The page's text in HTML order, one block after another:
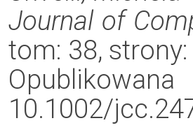
Journal of
tom: 38,
Opublikowana
10.1002/